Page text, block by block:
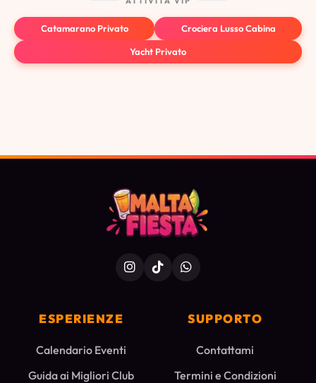
Catamarano Privato Crociera Lusso Cabina
Yacht Privato
ESPERIENZE
Calendario Eventi
Guida ai Migliori Club
SUPPORTO
Contattami
Termini e Condizioni